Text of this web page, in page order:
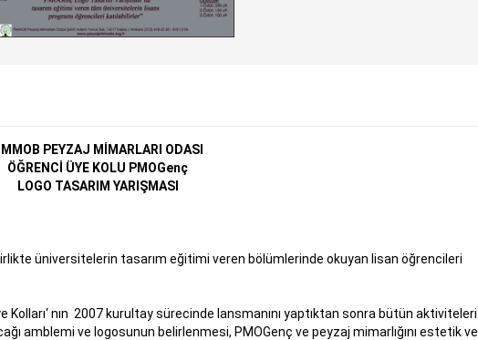
PEYZAJ MİMARLARI ODASI
ÖĞRENCİ ÜYE KOLU PMOGenç
LOGO TASARIM YARIŞMASI
üniversitelerin tasarım eğitimi veren bölümlerinde okuyan lisan öğrencileri
Kolları‘ nın 2007 kurultay sürecinde lansmanını yaptıktan sonra bütün aktiviteleri
amblemi ve logosunun belirlenmesi, PMOGenç ve peyzaj mimarlığını estetik ve